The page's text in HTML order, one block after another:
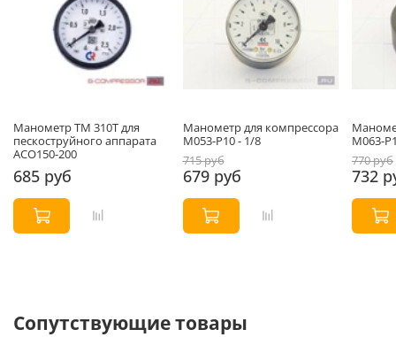
Манометр ТМ 310Т для
пескоструйного аппарата
АСО150-200
685 руб
Манометр для компрессора
М053-P10 - 1/8
715 руб
679 руб
М063-
770 руб
732
Сопутствующие товары